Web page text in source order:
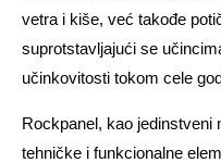
vetra i kiše, već takođe
suprotstavljajući se
učinkovitosti tokom cele
Rockpanel, kao jedinstveni
tehničke i funkcionalne